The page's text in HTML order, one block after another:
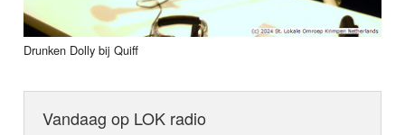
Drunken Dolly bij Quiff
Vandaag op LOK radio